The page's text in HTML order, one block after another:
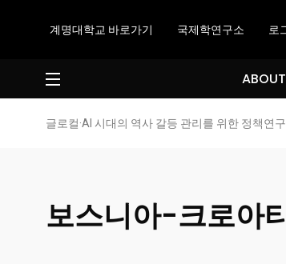
계명대학교 바로가기 국제학연구소 로
글로컬·AI 시대의 역사 갈등 관리를 위한 정책연구
보스니아-크로아